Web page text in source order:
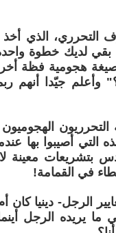
التحرري، الذي
لديك خطوة
بصيغة هجومية
جيّدا أنهم
الهجوميون
التي أصيبوا بها
بتشريعات معينة
في القمامة!
الرجل- دينيا كان
ما يريده الرجل